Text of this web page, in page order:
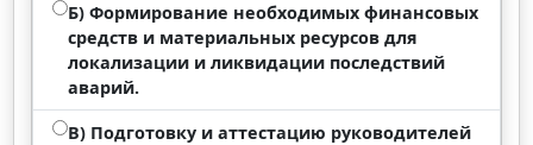
Б) Формирование необходимых финансовых
средств и материальных ресурсов для
локализации и ликвидации последствий
аварий.
В) Подготовку и аттестацию руководителей